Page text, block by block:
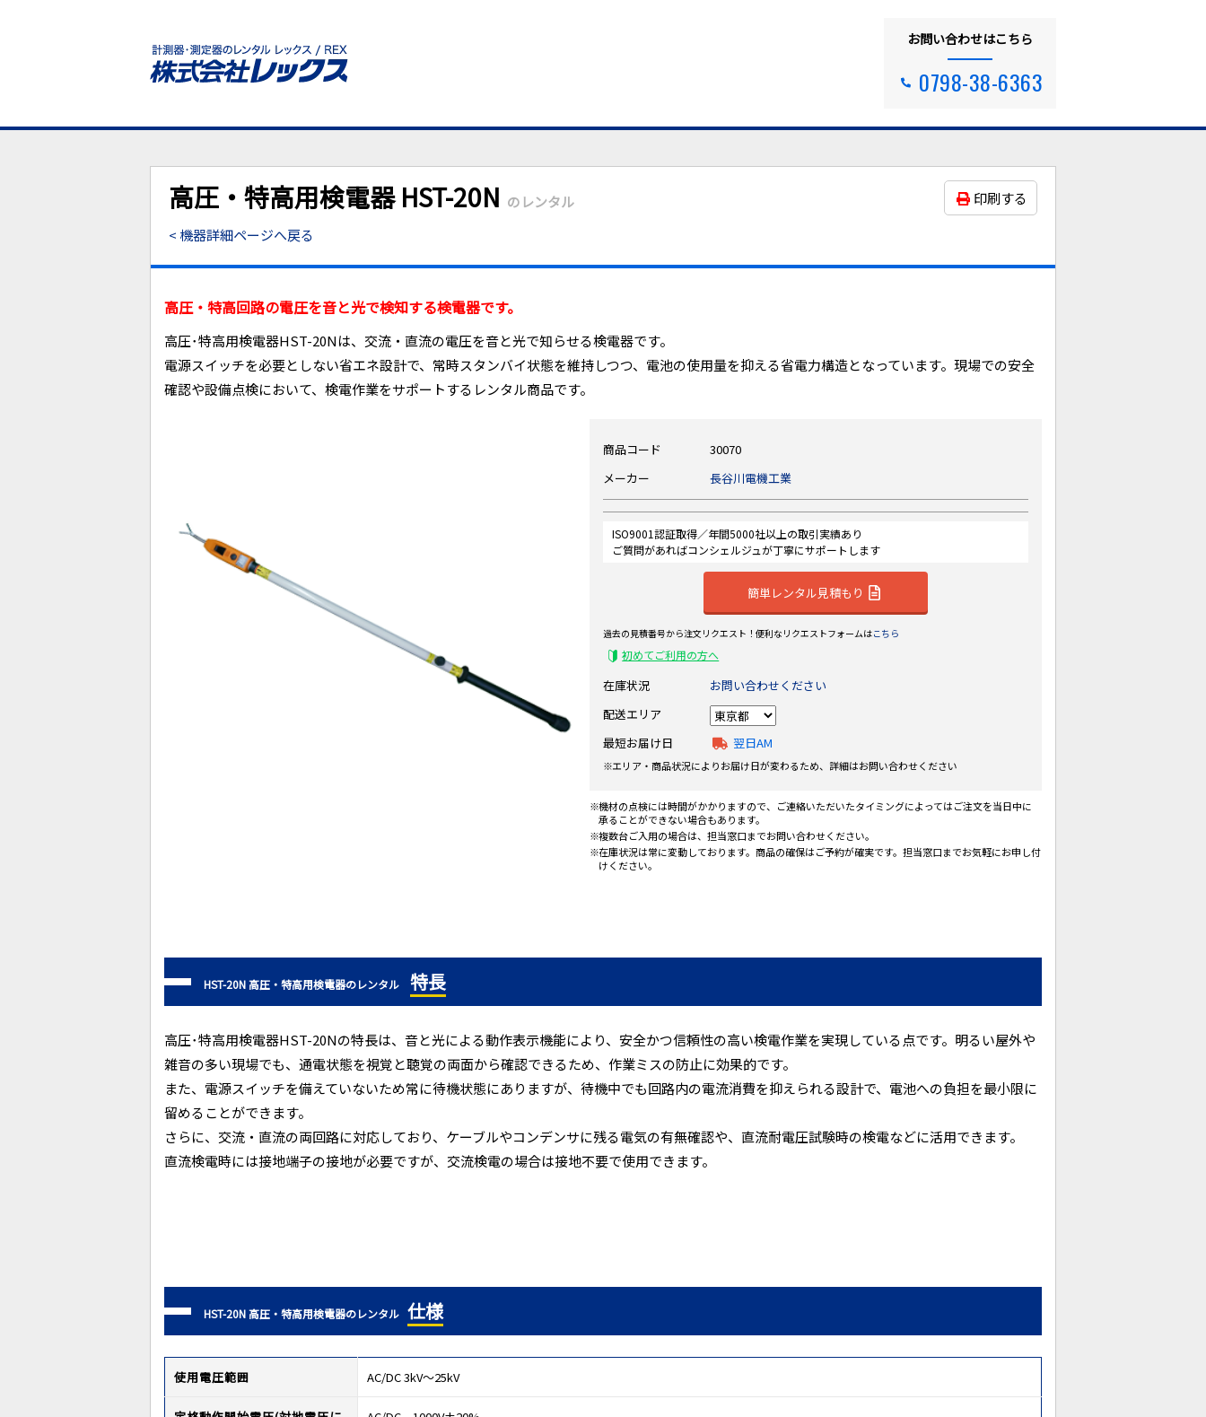
お問い合わせはこちら
0798-38-6363
高圧・特高用検電器 HST-20N のレンタル
印刷する
< 機器詳細ページへ戻る
高圧・特高回路の電圧を音と光で検知する検電器です。
高圧･特高用検電器HST-20Nは、交流・直流の電圧を音と光で知らせる検電器です。
電源スイッチを必要としない省エネ設計で、常時スタンバイ状態を維持しつつ、電池の使用量を抑える省電力構造となっています。現場での安全
確認や設備点検において、検電作業をサポートするレンタル商品です。
商品コード
30070
メーカー
長谷川電機工業
ISO9001認証取得／年間5000社以上の取引実績あり
ご質問があればコンシェルジュが丁寧にサポートします
簡単レンタル見積もり
過去の見積番号から注文リクエスト！便利なリクエストフォームはこちら
初めてご利用の方へ
在庫状況
お問い合わせください
配送エリア
最短お届け日
翌日AM
エリア・商品状況によりお届け日が変わるため、詳細はお問い合わせください
機材の点検には時間がかかりますので、ご連絡いただいたタイミングによってはご注文を当日中に
承ることができない場合もあります。
複数台ご入用の場合は、担当窓口までお問い合わせください。
在庫状況は常に変動しております。商品の確保はご予約が確実です。担当窓口までお気軽にお申し付
けください。
HST-20N 高圧・特高用検電器のレンタル 特長
高圧･特高用検電器HST-20Nの特長は、音と光による動作表示機能により、安全かつ信頼性の高い検電作業を実現している点です。明るい屋外や
雑音の多い現場でも、通電状態を視覚と聴覚の両面から確認できるため、作業ミスの防止に効果的です。
また、電源スイッチを備えていないため常に待機状態にありますが、待機中でも回路内の電流消費を抑えられる設計で、電池への負担を最小限に
留めることができます。
さらに、交流・直流の両回路に対応しており、ケーブルやコンデンサに残る電気の有無確認や、直流耐電圧試験時の検電などに活用できます。
直流検電時には接地端子の接地が必要ですが、交流検電の場合は接地不要で使用できます。
HST-20N 高圧・特高用検電器のレンタル 仕様
使用電圧範囲 AC/DC 3kV～25kV